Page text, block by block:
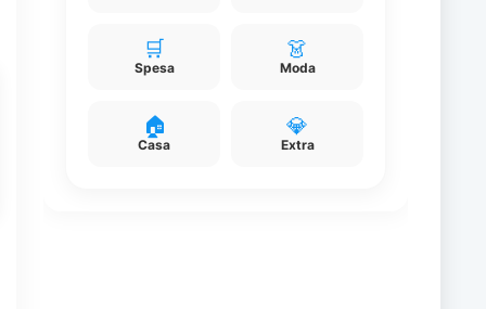
🛒
Spesa
👗
Moda
🏠
Casa
💎
Extra